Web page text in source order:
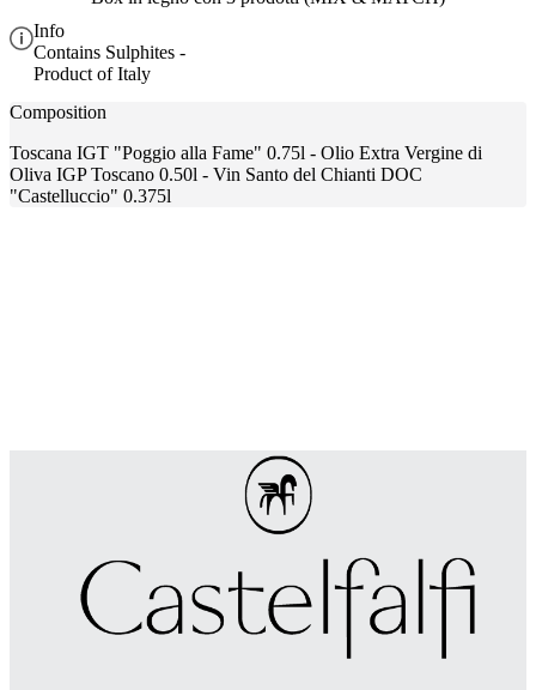
Info
Contains Sulphites -
Product of Italy
Composition
Toscana IGT "Poggio alla Fame" 0.75l - Olio Extra Vergine di
Oliva IGP Toscano 0.50l - Vin Santo del Chianti DOC
"Castelluccio" 0.375l